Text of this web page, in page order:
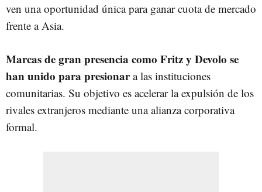
ven una oportunidad única para ganar cuota de mercado
frente a Asia.
Marcas de gran presencia como Fritz y Devolo se
han unido para presionara las instituciones
comunitarias. Su objetivo es acelerar la expulsión de los
rivales extranjeros mediante una alianza corporativa
formal.